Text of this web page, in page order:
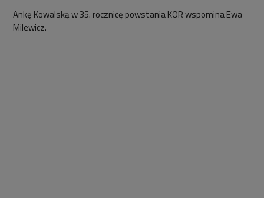
Ankę Kowalską w 35. rocznicę powstania KOR wspomina Ewa
Milewicz.